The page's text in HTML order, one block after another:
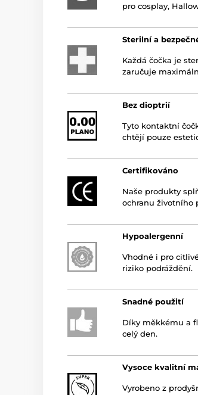
pro cosplay,
Sterilní a
Každá čočka je
zaručuje
Bez dioptrií
Tyto kontaktní
chtějí pouze
Certifikováno
Naše produkty
ochranu životního
Hypoalergenní
Vhodné i pro
riziko podráždění.
Snadné použití
Díky měkkému a
celý den.
Vysoce kvalitní
Vyrobeno z